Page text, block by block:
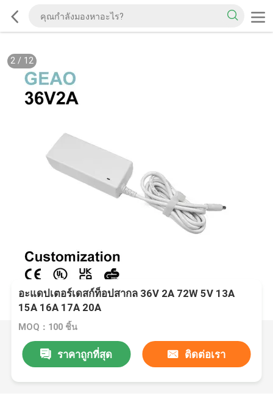
2/ 12
อะแดปเตอร์เดสก์ท็อปสากล 36V 2A 72W 5V 13A
15A 16A 17A 20A
MOQ：100 ชิ้น
ราคาถูกที่สุด ติดต่อเรา